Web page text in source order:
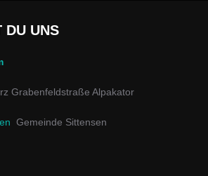
DU UNS
Grabenfeldstraße Alpakator
Gemeinde Sittensen